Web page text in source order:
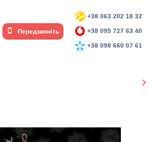
+38 063 202 18 32
+38 095 727 63 40
+38 098 660 07 61
Передзвоніть